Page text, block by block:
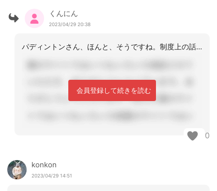
くんにん
2023/04/29 20:38
パディントンさん、ほんと、そうですね。制度上の話をもう一度きちんと話してみます。
会員登録して続きを読む
0
konkon
2023/04/29 14:51